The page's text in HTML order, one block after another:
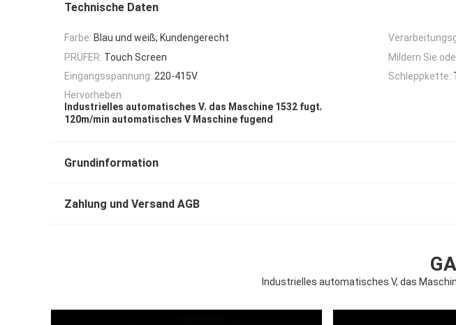
Technische Daten
Farbe: Blau und weiß; Kundengerecht
PRÜFER: Touch Screen Mildern Sie
Eingangsspannung: 220-415V Schleppkette:
Hervorheben:
Industrielles automatisches V, das Maschine 1532 fugt,
120m/min automatisches V Maschine fugend
Grundinformation
Zahlung und Versand AGB
Industrielles automatisches V, das